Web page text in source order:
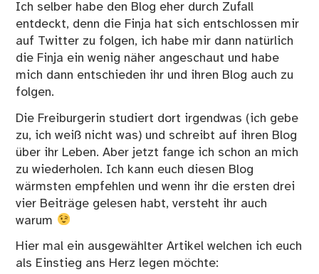
Ich selber habe den Blog eher durch Zufall
entdeckt, denn die Finja hat sich entschlossen mir
auf Twitter zu folgen, ich habe mir dann natürlich
die Finja ein wenig näher angeschaut und habe
mich dann entschieden ihr und ihren Blog auch zu
folgen.
Die Freiburgerin studiert dort irgendwas (ich gebe
zu, ich weiß nicht was) und schreibt auf ihren Blog
über ihr Leben. Aber jetzt fange ich schon an mich
zu wiederholen. Ich kann euch diesen Blog
wärmsten empfehlen und wenn ihr die ersten drei
vier Beiträge gelesen habt, versteht ihr auch
warum
Hier mal ein ausgewählter Artikel welchen ich euch
als Einstieg ans Herz legen möchte: